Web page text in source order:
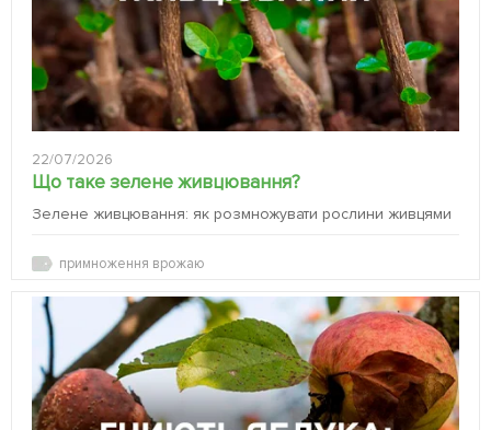
22/07/2026
Що таке зелене живцювання?
Зелене живцювання: як розмножувати рослини живцями
примноження врожаю